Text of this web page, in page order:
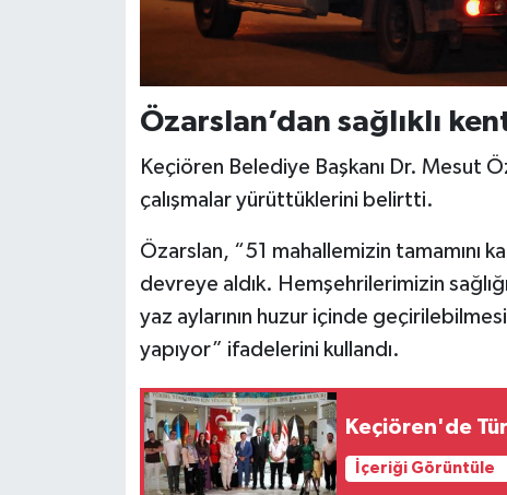
Özarslan’dan sağlıklı
Keçiören Belediye Başkanı Dr. Mesut
çalışmalar yürüttüklerini belirtti.
Özarslan, “51 mahallemizin tamamını
devreye aldık. Hemşehrilerimizin
yaz aylarının huzur içinde
yapıyor” ifadelerini kullandı.
Keçiören'de
İçeriği Görüntüle